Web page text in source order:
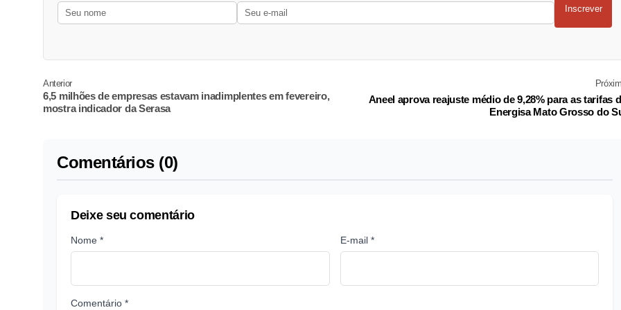
Inscrever
Anterior
6,5 milhões de empresas estavam inadimplentes em fevereiro,
mostra indicador da Serasa
Aneel aprova reajuste médio de 9,28% para as tarifas
Energisa Mato Grosso do
Comentários (0)
Deixe seu comentário
Nome * E-mail *
Comentário *